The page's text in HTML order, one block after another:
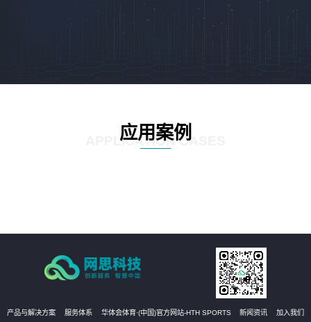
应用案例
APPLICATION CASES
产品与解决方案 服务体系 华体会体育·(中国)官方网站-HTH SPORTS 新闻资讯 加入我们